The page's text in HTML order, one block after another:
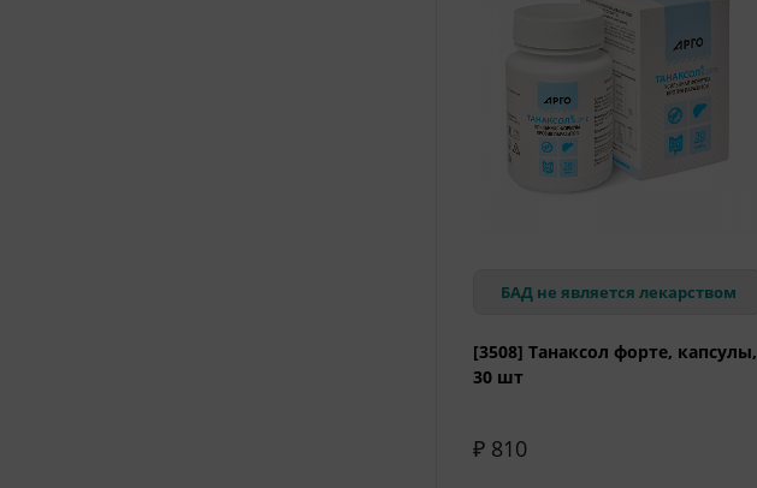
БАД не является лекарством
[3508] Танаксол форте, капсулы,
30 шт
₽ 810